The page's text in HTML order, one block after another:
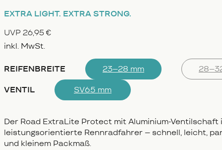
EXTRA LIGHT. EXTRA STRONG.
UVP 26,95 €
inkl. MwSt.
REIFENBREITE
23–28 mm
VENTIL
SV65 mm
Der Road ExtraLite Protect mit Aluminium-
leistungsorientierte Rennradfahrer – schnell, leicht,
und kleinem Packmaß.